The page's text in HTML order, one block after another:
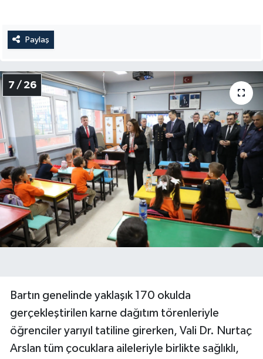
Paylaş
7 / 26
Bartın genelinde yaklaşık 170 okulda
gerçekleştirilen karne dağıtım törenleriyle
öğrenciler yarıyıl tatiline girerken, Vali Dr. Nurtaç
Arslan tüm çocuklara aileleriyle birlikte sağlıklı,